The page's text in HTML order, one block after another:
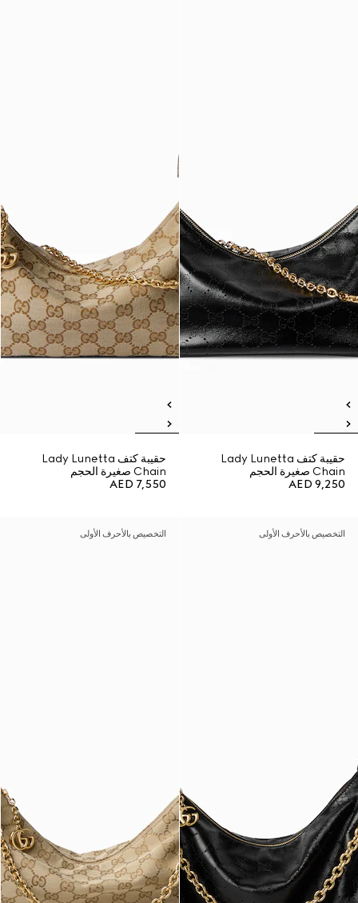
حقيبة كتف Lady Lunetta
Chain صغيرة الحجم
AED 9,250
حقيبة كتف Lady Lunetta
Chain صغيرة الحجم
AED 7,550
التخصيص بالأحرف الأولى التخصيص بالأحرف الأولى